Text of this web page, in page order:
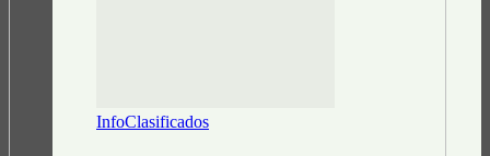
InfoClasificados